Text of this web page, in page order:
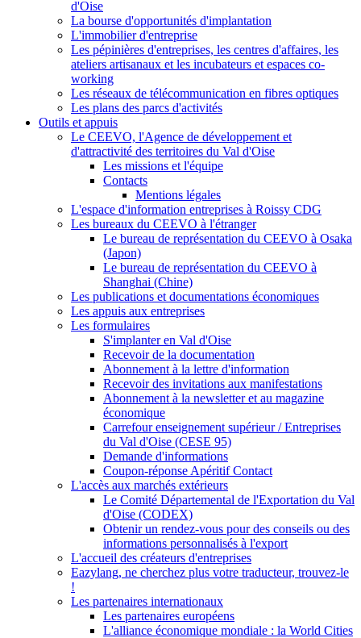
d'Oise
La bourse d'opportunités d'implantation
L'immobilier d'entreprise
Les pépinières d'entreprises, les centres d'affaires, les
ateliers artisanaux et les incubateurs et espaces co-
working
Les réseaux de télécommunication en fibres optiques
Les plans des parcs d'activités
Outils et appuis
Le CEEVO, l'Agence de développement et
d'attractivité des territoires du Val d'Oise
Les missions et l'équipe
Contacts
Mentions légales
L'espace d'information entreprises à Roissy CDG
Les bureaux du CEEVO à l'étranger
Le bureau de représentation du CEEVO à Osaka
(Japon)
Le bureau de représentation du CEEVO à
Shanghai (Chine)
Les publications et documentations économiques
Les appuis aux entreprises
Les formulaires
S'implanter en Val d'Oise
Recevoir de la documentation
Abonnement à la lettre d'information
Recevoir des invitations aux manifestations
Abonnement à la newsletter et au magazine
économique
Carrefour enseignement supérieur / Entreprises
du Val d'Oise (CESE 95)
Demande d'informations
Coupon-réponse Apéritif Contact
L'accès aux marchés extérieurs
Le Comité Départemental de l'Exportation du Val
d'Oise (CODEX)
Obtenir un rendez-vous pour des conseils ou des
informations personnalisés à l'export
L'accueil des créateurs d'entreprises
Eazylang, ne cherchez plus votre traducteur, trouvez-le
!
Les partenaires internationaux
Les partenaires européens
L'alliance économique mondiale : la World Cities